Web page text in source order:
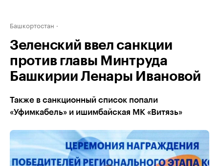
Башкортостан
Зеленский ввел санкции
против главы Минтруда
Башкирии Ленары Ивановой
Также в санкционный список попали
«Уфимкабель» и ишимбайская МК «Витязь»